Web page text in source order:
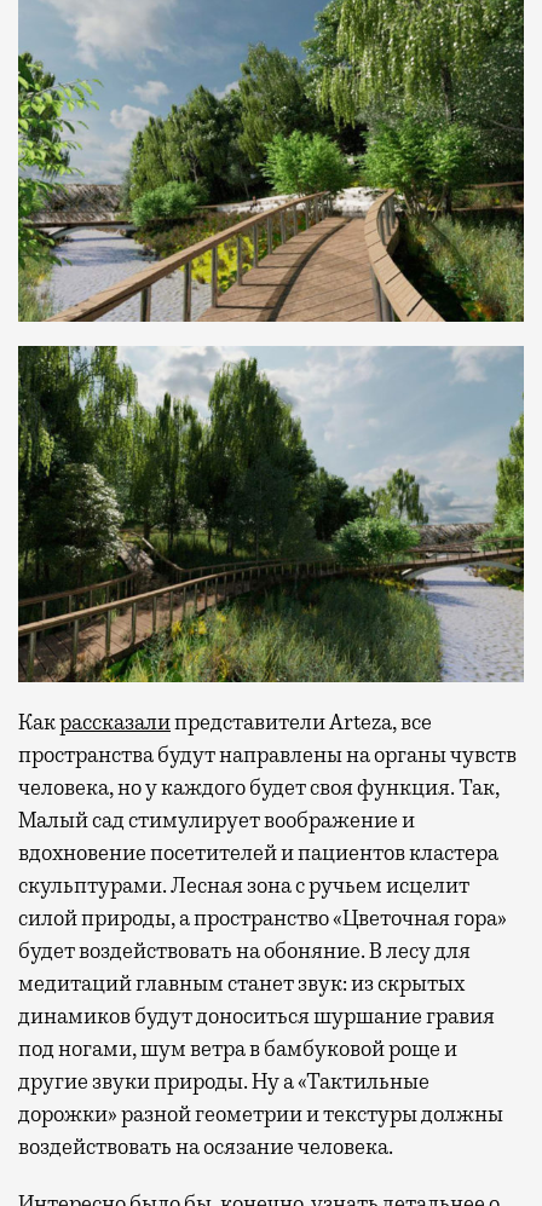
Какрассказалипредставители Arteza, все
пространства будут направлены на органы чувств
человека, но у каждого будет своя функция. Так,
Малый сад стимулирует воображение и
вдохновение посетителей и пациентов кластера
скульптурами. Лесная зона с ручьем исцелит
силой природы, а пространство «Цветочная гора»
будет воздействовать на обоняние. В лесу для
медитаций главным станет звук: из скрытых
динамиков будут доноситься шуршание гравия
под ногами, шум ветра в бамбуковой роще и
другие звуки природы. Ну а «Тактильные
дорожки» разной геометрии и текстуры должны
воздействовать на осязание человека.